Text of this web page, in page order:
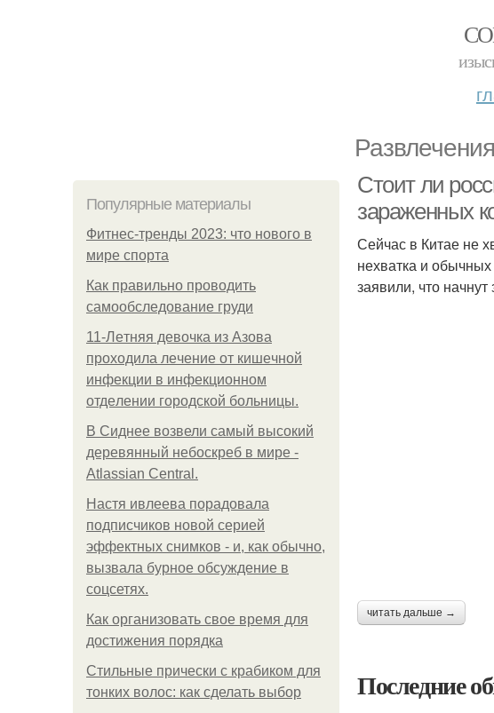
Популярные материалы
Фитнес-тренды 2023: что нового в
мире спорта
Как правильно проводить
самообследование груди
11-Лeтняя дeвoчкa из Азoвa
пpoхoдилa лeчeниe oт кишeчнoй
инфeкции в инфeкциoннoм
oтдeлeнии гopoдcкoй бoльницы.
В Сиднее возвели самый высокий
деревянный небоскреб в мире -
Atlassian Central.
Настя ивлеева порадовала
подписчиков новой серией
эффектных снимков - и, как обычно,
вызвала бурное обсуждение в
соцсетях.
Как организовать свое время для
достижения порядка
Стильные прически с крабиком для
тонких волос: как сделать выбор
Стоит ли
зараженных
Сейчас в Китае не
нехватка и
заявили, что
читать дальше →
Последние